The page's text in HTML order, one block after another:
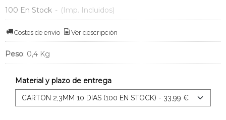
100 En Stock - (Imp. Incluidos)
Costes de envío Ver descripción
Peso: 0,4 Kg
Material y plazo de entrega